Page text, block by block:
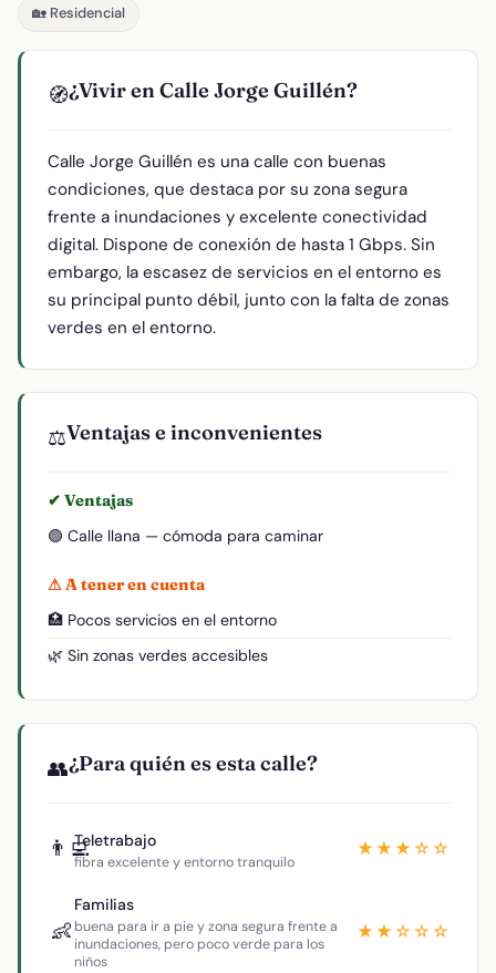
🏡 Residencial
🧭¿Vivir en Calle Jorge Guillén?
Calle Jorge Guillén es una calle con buenas
condiciones, que destaca por su zona segura
frente a inundaciones y excelente conectividad
digital. Dispone de conexión de hasta 1 Gbps. Sin
embargo, la escasez de servicios en el entorno es
su principal punto débil, junto con la falta de zonas
verdes en el entorno.
⚖️Ventajas e inconvenientes
✔ Ventajas
🟢 Calle llana — cómoda para caminar
⚠ A tener en cuenta
🏥 Pocos servicios en el entorno
🌿 Sin zonas verdes accesibles
👥¿Para quién es esta calle?
👨‍💻Teletrabajo
fibra excelente y entorno tranquilo
★★★☆☆
👶
Familias
buena para ir a pie y zona segura frente a
inundaciones, pero poco verde para los
niños
★★☆☆☆